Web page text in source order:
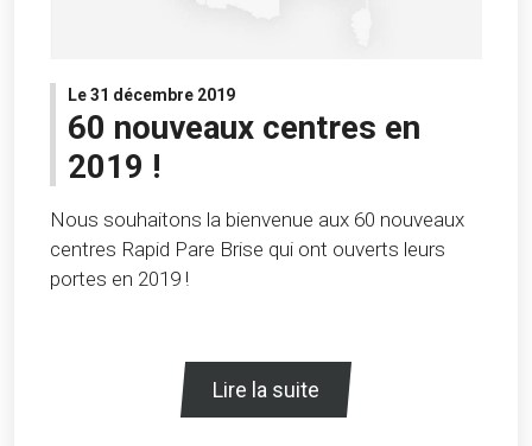
Le 31 décembre 2019
60 nouveaux centres en
2019 !
Nous souhaitons la bienvenue aux 60 nouveaux
centres Rapid Pare Brise qui ont ouverts leurs
portes en 2019 !
Lire la suite